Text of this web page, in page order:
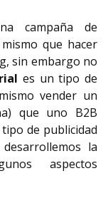
campaña de
que hacer
sin embargo no
es un tipo de
vender un
que uno B2B
de publicidad
la
aspectos